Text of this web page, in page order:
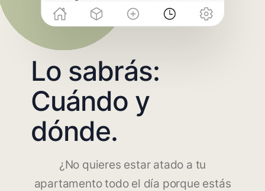
Lo sabrás:
Cuándo y
dónde.
¿No quieres estar atado a tu
apartamento todo el día porque estás